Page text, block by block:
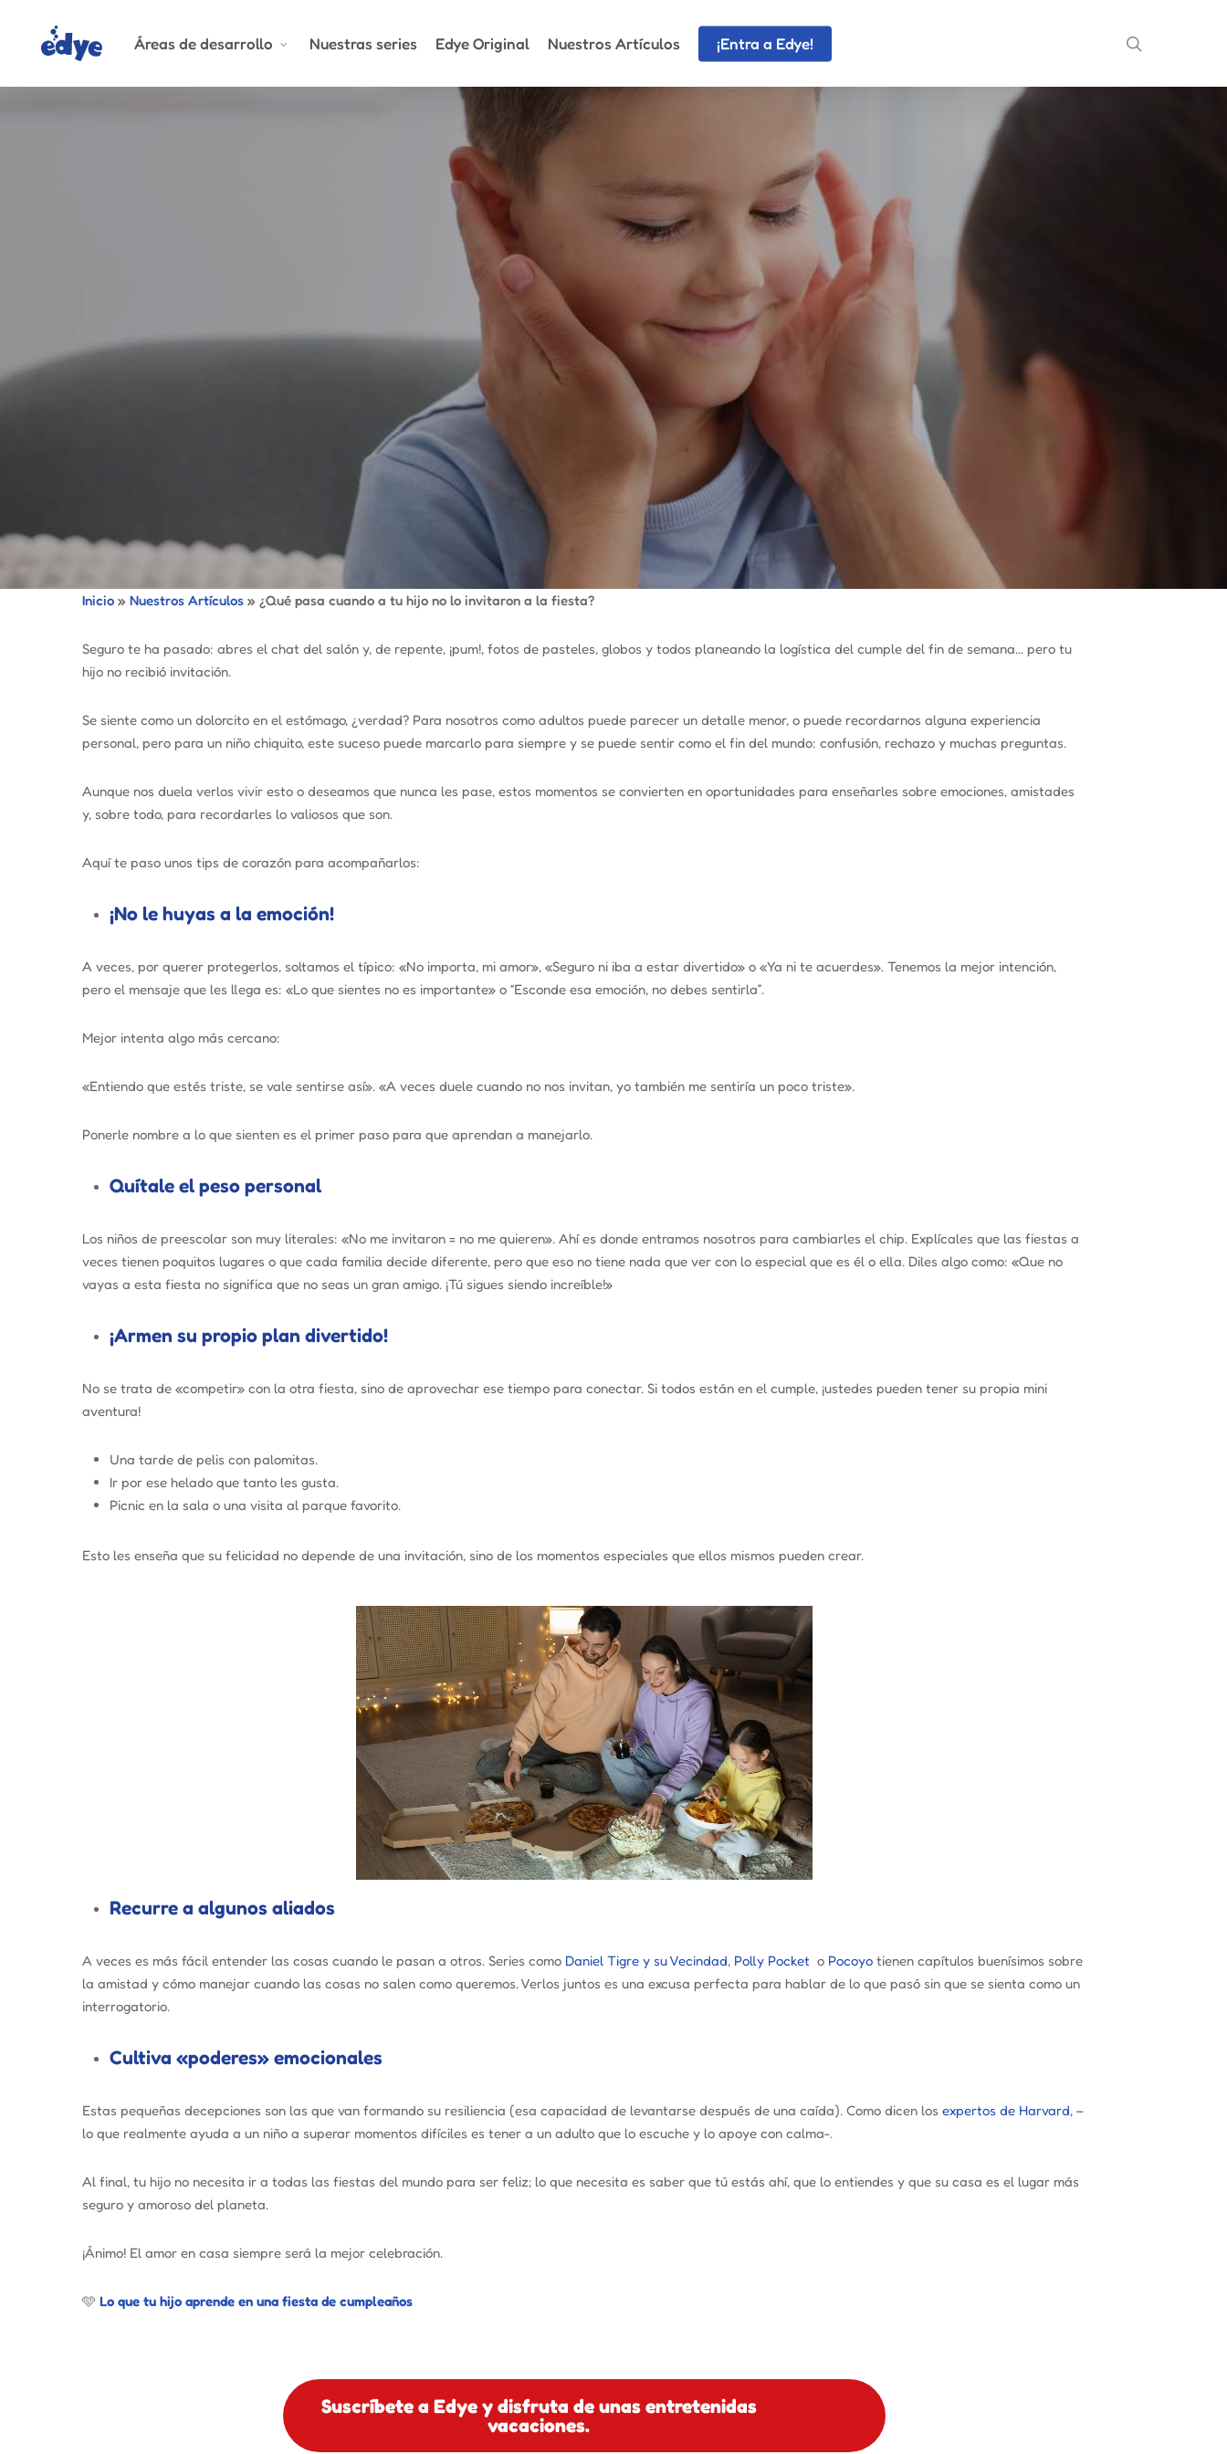
Áreas de desarrollo Nuestras series Edye Original Nuestros Artículos ¡Entra a Edye!
Inicio » Nuestros Artículos » ¿Qué pasa cuando a tu hijo no lo invitaron a la fiesta?
Seguro te ha pasado: abres el chat del salón y, de repente, ¡pum!, fotos de pasteles, globos y todos planeando la logística del cumple del fin de semana… pero tu
hijo no recibió invitación.
Se siente como un dolorcito en el estómago, ¿verdad? Para nosotros como adultos puede parecer un detalle menor, o puede recordarnos alguna experiencia
personal, pero para un niño chiquito, este suceso puede marcarlo para siempre y se puede sentir como el fin del mundo: confusión, rechazo y muchas preguntas.
Aunque nos duela verlos vivir esto o deseamos que nunca les pase, estos momentos se convierten en oportunidades para enseñarles sobre emociones, amistades
y, sobre todo, para recordarles lo valiosos que son.
Aquí te paso unos tips de corazón para acompañarlos:
¡No le huyas a la emoción!
A veces, por querer protegerlos, soltamos el típico: «No importa, mi amor», «Seguro ni iba a estar divertido» o «Ya ni te acuerdes». Tenemos la mejor intención,
pero el mensaje que les llega es: «Lo que sientes no es importante» o “Esconde esa emoción, no debes sentirla”.
Mejor intenta algo más cercano:
«Entiendo que estés triste, se vale sentirse así». «A veces duele cuando no nos invitan, yo también me sentiría un poco triste».
Ponerle nombre a lo que sienten es el primer paso para que aprendan a manejarlo.
Quítale el peso personal
Los niños de preescolar son muy literales: «No me invitaron = no me quieren». Ahí es donde entramos nosotros para cambiarles el chip. Explícales que las fiestas a
veces tienen poquitos lugares o que cada familia decide diferente, pero que eso no tiene nada que ver con lo especial que es él o ella. Diles algo como: «Que no
vayas a esta fiesta no significa que no seas un gran amigo. ¡Tú sigues siendo increíble!»
¡Armen su propio plan divertido!
No se trata de «competir» con la otra fiesta, sino de aprovechar ese tiempo para conectar. Si todos están en el cumple, ¡ustedes pueden tener su propia mini
aventura!
Una tarde de pelis con palomitas.
Ir por ese helado que tanto les gusta.
Picnic en la sala o una visita al parque favorito.
Esto les enseña que su felicidad no depende de una invitación, sino de los momentos especiales que ellos mismos pueden crear.
Recurre a algunos aliados
A veces es más fácil entender las cosas cuando le pasan a otros. Series como Daniel Tigre y su Vecindad, Polly Pocket o Pocoyo tienen capítulos buenísimos sobre
la amistad y cómo manejar cuando las cosas no salen como queremos. Verlos juntos es una excusa perfecta para hablar de lo que pasó sin que se sienta como un
interrogatorio.
Cultiva «poderes» emocionales
Estas pequeñas decepciones son las que van formando su resiliencia (esa capacidad de levantarse después de una caída). Como dicen los expertos de Harvard, –
lo que realmente ayuda a un niño a superar momentos difíciles es tener a un adulto que lo escuche y lo apoye con calma-.
Al final, tu hijo no necesita ir a todas las fiestas del mundo para ser feliz; lo que necesita es saber que tú estás ahí, que lo entiendes y que su casa es el lugar más
seguro y amoroso del planeta.
¡Ánimo! El amor en casa siempre será la mejor celebración.
🩵 Lo que tu hijo aprende en una fiesta de cumpleaños
Suscríbete a Edye y disfruta de unas entretenidas
vacaciones.